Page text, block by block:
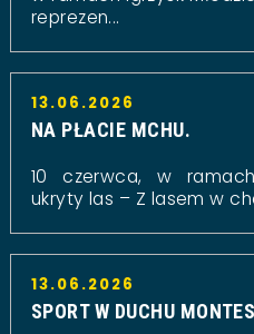
reprezen...
13.06.2026
NA PŁACIE MCHU.
10 czerwca, w
ukryty las – Z lasem w
13.06.2026
SPORT W DUCHU